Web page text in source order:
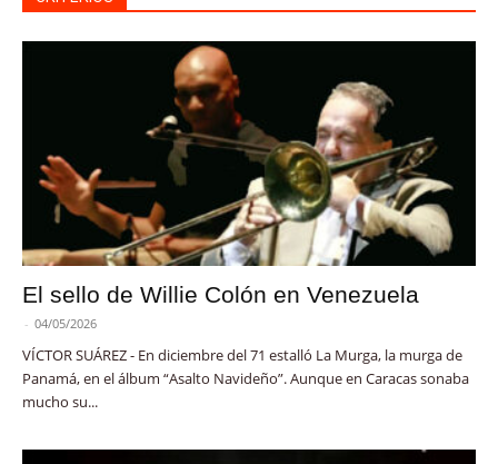
El sello de Willie Colón en Venezuela
- 04/05/2026
VÍCTOR SUÁREZ - En diciembre del 71 estalló La Murga, la murga de
Panamá, en el álbum “Asalto Navideño”. Aunque en Caracas sonaba
mucho su...